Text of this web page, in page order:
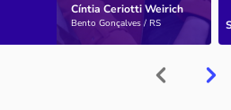
Cíntia Ceriotti Weirich
Bento Gonçalves / RS